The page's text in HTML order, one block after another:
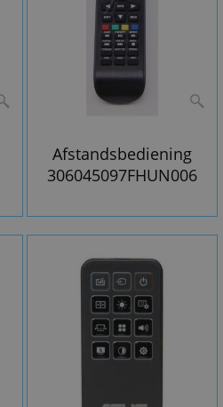
Afstandsbediening
306045097FHUN006